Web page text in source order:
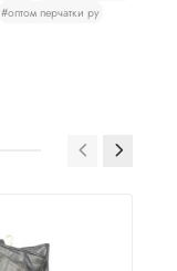
#оптом перчатки ру